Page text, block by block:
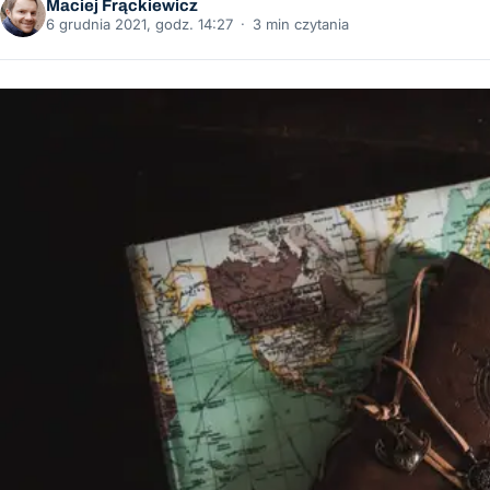
Maciej Frąckiewicz
6 grudnia 2021, godz. 14:27 · 3 min czytania